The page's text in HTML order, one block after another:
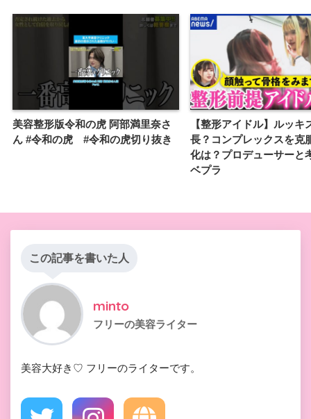
美容整形版令和の虎 阿部満里奈さ
ん #令和の虎 #令和の虎切り抜き
【整形アイドル】ルッキ
長？コンプレックスを克
化は？プロデューサーと
ベプラ
この記事を書いた人
minto
フリーの美容ライター
美容大好き♡ フリーのライターです。